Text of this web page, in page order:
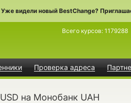
Уже видели новый BestChange?
Проверка адреса
Всего курсов: 1179288
на Монобанк UAH